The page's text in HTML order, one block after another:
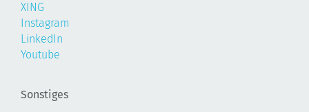
XING
Instagram
LinkedIn
Youtube
Sonstiges